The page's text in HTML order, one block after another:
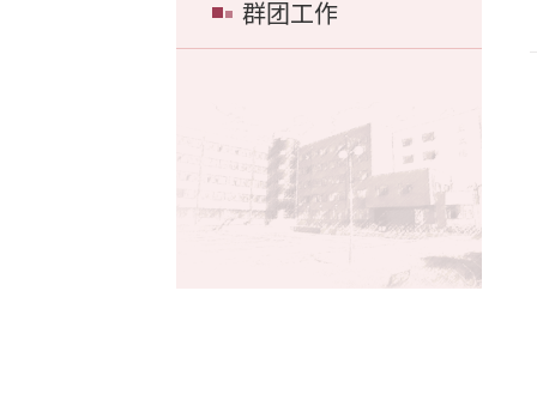
群团工作